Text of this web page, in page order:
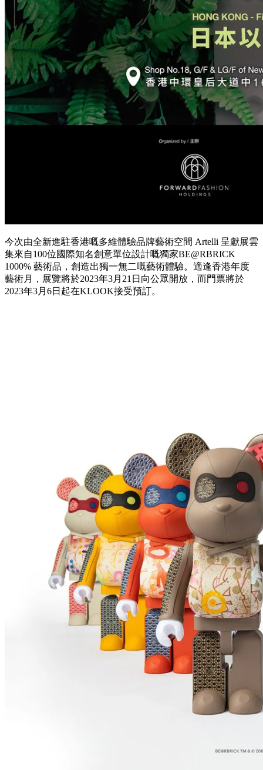
今次由全新進駐香港嘅多維體驗品牌藝術空間 Artelli 呈獻展雲
集來自100位國際知名創意單位設計嘅獨家BE@RBRICK
1000% 藝術品，創造出獨一無二嘅藝術體驗。適逢香港年度
藝術月，展覽將於2023年3月21日向公眾開放，而門票將於
2023年3月6日起在KLOOK接受預訂。